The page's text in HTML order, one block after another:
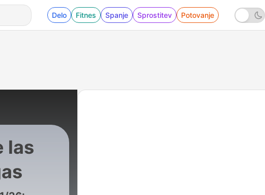
Delo Fitnes Spanje Sprostitev Potovanje
las